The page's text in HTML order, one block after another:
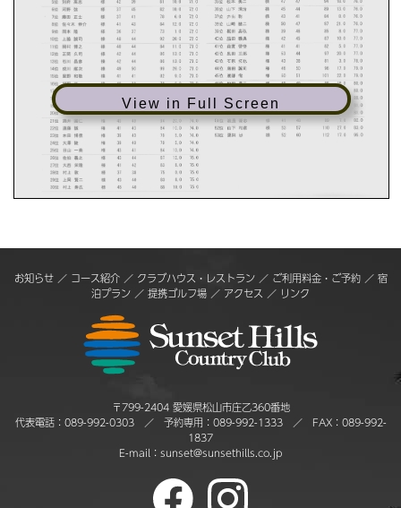
View in Full Screen
お知らせ／ コース紹介／ クラブハウス・レストラン／ ご利用料金・ご予約／ 宿
泊プラン ／ 提携ゴルフ場 ／ アクセス ／ リンク
〒799-2404 愛媛県松山市庄乙360番地
代表電話： 089-992-0303／ 予約専用： 089-992-1333／ FAX：089-992-
1837
E-mail： sunset@sunsethills.co.jp